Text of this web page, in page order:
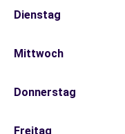
Dienstag
Mittwoch
Donnerstag
Freitag